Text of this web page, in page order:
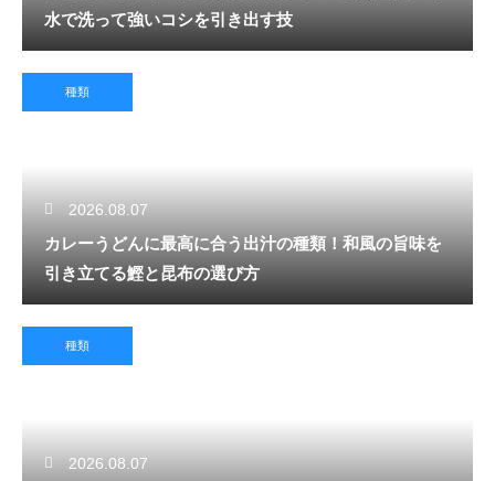
水で洗って強いコシを引き出す技
種類
2026.08.07
カレーうどんに最高に合う出汁の種類！和風の旨味を
引き立てる鰹と昆布の選び方
種類
2026.08.07